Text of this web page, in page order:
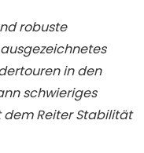
robuste
in den
schwieriges
Reiter Stabilität